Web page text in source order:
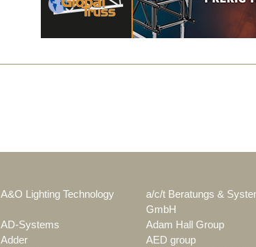
A&O Lighting Technology
a/c/t Beratungs &
GmbH
AD-Systems Adam Hall Group
Adder AED group